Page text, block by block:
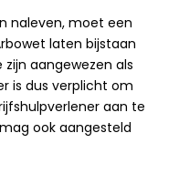
naleven, moet een
laten bijstaan
aangewezen als
is dus verplicht om
aan te
ook aangesteld